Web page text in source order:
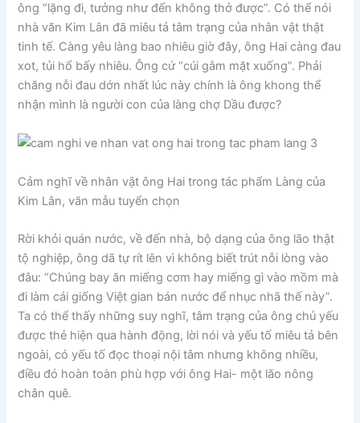
ông “lặng đi, tưởng như đến không thở được”. Có thể nói
nhà văn Kim Lân đã miêu tả tâm trạng của nhân vật thật
tinh tế. Càng yêu làng bao nhiêu giờ đây, ông Hai càng đau
xot, tủi hổ bấy nhiêu. Ông cứ “cúi gằm mặt xuống”. Phải
chăng nỗi đau dớn nhất lúc này chính là ông khong thể
nhận mình là người con của làng chợ Dầu được?
Cảm nghĩ về nhân vật ông Hai trong tác phẩm Làng của
Kim Lân, văn mẫu tuyển chọn
Rời khỏi quán nước, về đến nhà, bộ dạng của ông lão thật
tộ nghiệp, ông dã tự rít lên vì không biết trút nỗi lòng vào
đâu: “Chúng bay ăn miếng cơm hay miếng gì vào mồm mà
đi làm cái giống Việt gian bán nước để nhục nhã thế này”.
Ta có thể thấy những suy nghĩ, tâm trạng của ông chủ yếu
được thẻ hiện qua hành động, lời nói và yếu tố miêu tả bên
ngoài, có yếu tố đọc thoại nội tâm nhưng không nhiều,
điều đó hoàn toàn phù hợp với ông Hai- một lão nông
chân quê.